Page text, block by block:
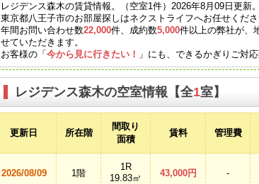
レジデンス森木の賃貸情報。（空室1件）2026年8月09日更新
東京都八王子市のお部屋探しはネクストライフへお任せくださ
年間お問い合わせ数22,000件、成約数5,000件以上の弊社が、
せていただきます。
お客様の「今から見に行きたい！ 」にも、できるかぎりご対
レジデンス森木の空室情報【全1室】
更新日 所在階
間取り
面積
賃料 管理費
2026/08/09 1階
1R
19.83㎡
43,000円 -